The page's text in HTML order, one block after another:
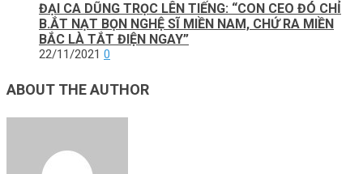
ĐẠI CA DŨNG TRỌC LÊN TIẾNG: “CON CEO ĐÓ CHỈ
B.ẮT NẠT BỌN NGHỆ SĨ MIỀN NAM, CHỨ RA MIỀN
BẮC LÀ TẮT ĐIỆN NGAY”
22/11/2021 0
ABOUT THE AUTHOR